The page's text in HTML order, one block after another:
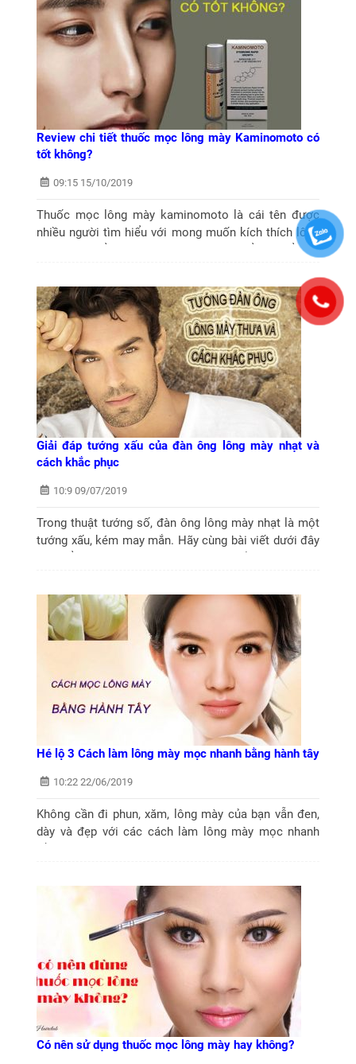
Review chi tiết thuốc mọc lông mày Kaminomoto có
tốt không?
09:15 15/10/2019
Thuốc mọc lông mày kaminomoto là cái tên được
nhiều người tìm hiểu với mong muốn kích thích lông
mày phát triển nhanh, đen và dài hơn. Để tìm hiểu chi
Giải đáp tướng xấu của đàn ông lông mày nhạt và
cách khắc phục
10:9 09/07/2019
Trong thuật tướng số, đàn ông lông mày nhạt là một
tướng xấu, kém may mắn. Hãy cùng bài viết dưới đây
Hé lộ 3 Cách làm lông mày mọc nhanh bằng hành tây
10:22 22/06/2019
Không cần đi phun, xăm, lông mày của bạn vẫn đen,
dày và đẹp với các cách làm lông mày mọc nhanh
Có nên sử dụng thuốc mọc lông mày hay không?